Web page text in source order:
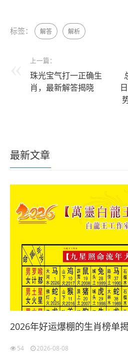
标签： 解答 解析
上一篇：
珠光宝气打一正确生
肖，最新解答揭晓
最新文章
2026年好运爆棚的生肖榜单
54 2026-08-08